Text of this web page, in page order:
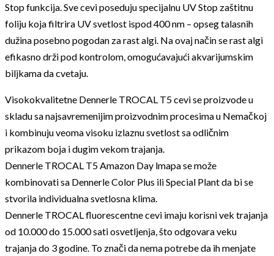
Stop funkcija. Sve cevi poseduju specijalnu UV Stop zaštitnu
foliju koja filtrira UV svetlost ispod 400 nm – opseg talasnih
dužina posebno pogodan za rast algi. Na ovaj način se rast algi
efikasno drži pod kontrolom, omogućavajući akvarijumskim
biljkama da cvetaju.
Visokokvalitetne Dennerle TROCAL T5 cevi se proizvode u
skladu sa najsavremenijim proizvodnim procesima u Nemačkoj
i kombinuju veoma visoku izlaznu svetlost sa odličnim
prikazom boja i dugim vekom trajanja.
Dennerle TROCAL T5 Amazon Day lmapa se može
kombinovati sa Dennerle Color Plus ili Special Plant da bi se
stvorila individualna svetlosna klima.
Dennerle TROCAL fluorescentne cevi imaju korisni vek trajanja
od 10.000 do 15.000 sati osvetljenja, što odgovara veku
trajanja do 3 godine. To znači da nema potrebe da ih menjate